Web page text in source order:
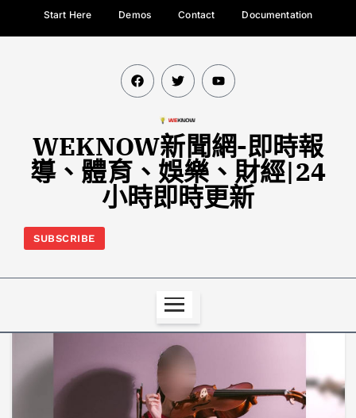
Start Here Demos Contact Documentation
WEKNOW新聞網-即時報
導、體育、娛樂、財經|24
小時即時更新
SUBSCRIBE